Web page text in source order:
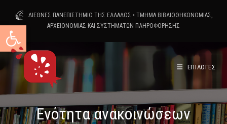
Ανοίξτε τη γραμμή εργαλείων
content
ΔΙΕΘΝΕΣ ΠΑΝΕΠΙΣΤΗΜΙΟ ΤΗΣ ΕΛΛΑΔΟΣ • ΤΜΗΜΑ ΒΙΒΛΙΟΘΗΚΟΝΟΜΙΑΣ,
ΑΡΧΕΙΟΝΟΜΙΑΣ ΚΑΙ ΣΥΣΤΗΜΑΤΩΝ ΠΛΗΡΟΦΟΡΗΣΗΣ
ΕΠΙΛΟΓΕΣ
Ενότητα ανακοινώσεων